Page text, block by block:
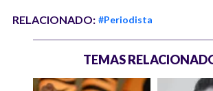
RELACIONADO: #Periodista
TEMAS